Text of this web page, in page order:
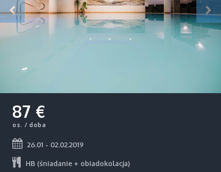
87 €
os. / doba
26.01 - 02.02.2019
HB (śniadanie + obiadokolacja)